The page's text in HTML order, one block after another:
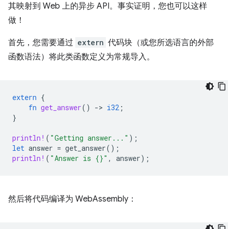
其映射到 Web 上的异步 API。事实证明，您也可以这样
做！
首先，您需要通过 extern 代码块（或您所选语言的外部
函数语法）将此类函数定义为常规导入。
extern {
fn get_answer() -> i32 ;
}
println! ( "Getting answer..." );
let answer = get_answer();
println! ( "Answer is {}" , answer);
然后将代码编译为 WebAssembly：